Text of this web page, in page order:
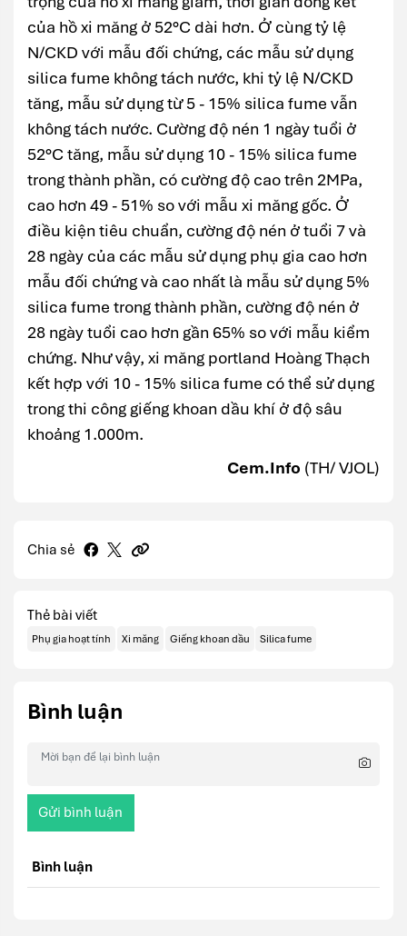
của hồ xi măng ở 52°C dài hơn. Ở cùng tỷ lệ
N/CKD với mẫu đối chứng, các mẫu sử dụng
silica fume không tách nước, khi tỷ lệ N/CKD
tăng, mẫu sử dụng từ 5 - 15% silica fume vẫn
không tách nước. Cường độ nén 1 ngày tuổi ở
52°C tăng, mẫu sử dụng 10 - 15% silica fume
trong thành phần, có cường độ cao trên 2MPa,
cao hơn 49 - 51% so với mẫu xi măng gốc. Ở
điều kiện tiêu chuẩn, cường độ nén ở tuổi 7 và
28 ngày của các mẫu sử dụng phụ gia cao hơn
mẫu đối chứng và cao nhất là mẫu sử dụng 5%
silica fume trong thành phần, cường độ nén ở
28 ngày tuổi cao hơn gần 65% so với mẫu kiểm
chứng. Như vậy, xi măng portland Hoàng Thạch
kết hợp với 10 - 15% silica fume có thể sử dụng
trong thi công giếng khoan dầu khí ở độ sâu
khoảng 1.000m.
Cem.Info (TH/ VJOL)
Chia sẻ
Thẻ bài viết
Phụ gia hoạt tính Xi măng Giếng khoan dầu Silica fume
Bình luận
Gửi bình luận
Bình luận